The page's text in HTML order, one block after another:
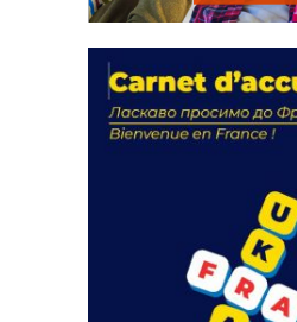
actions
18 septembre 2023
FEUILLETER